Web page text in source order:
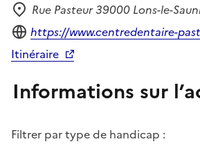
Adresse
Rue Pasteur 39000 Lons-le-
Site internet
https://www.centredentaire-
Itinéraire
Informations sur
Filtrer par type de handicap :